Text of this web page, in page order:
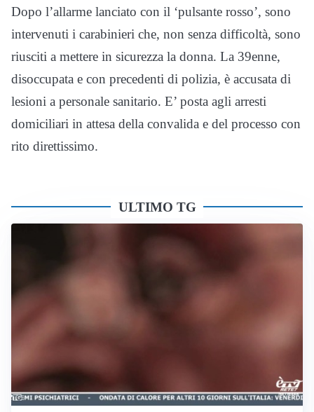
Dopo l’allarme lanciato con il ‘pulsante rosso’, sono
intervenuti i carabinieri che, non senza difficoltà, sono
riusciti a mettere in sicurezza la donna. La 39enne,
disoccupata e con precedenti di polizia, è accusata di
lesioni a personale sanitario. E’ posta agli arresti
domiciliari in attesa della convalida e del processo con
rito direttissimo.
ULTIMO TG